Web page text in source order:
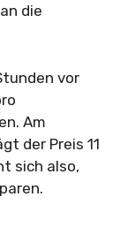
die
vor
Am
der Preis 11
sich also,